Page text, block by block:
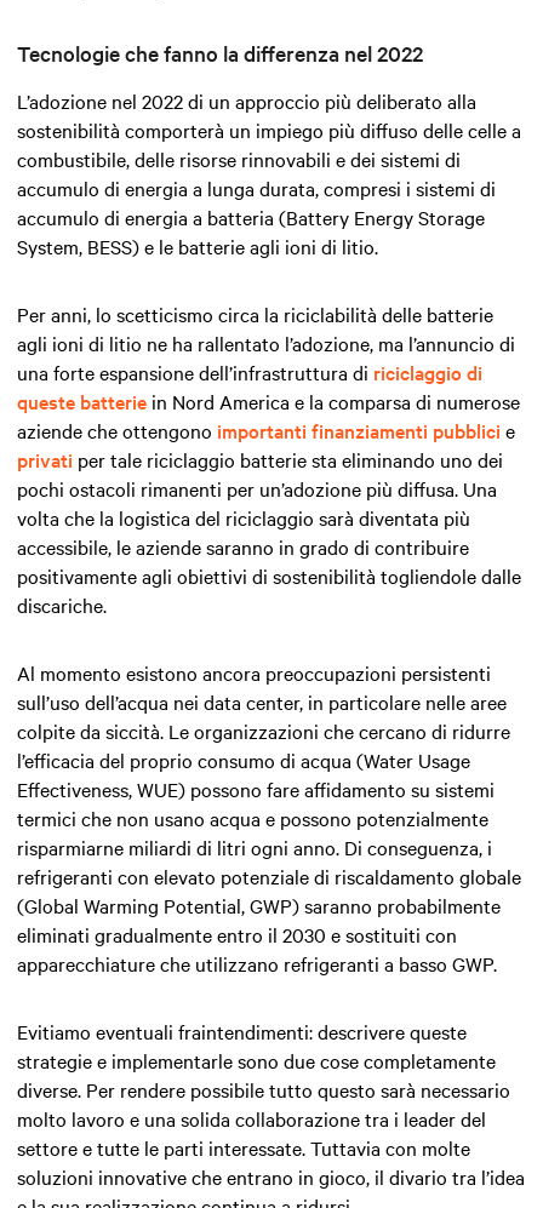
Tecnologie che fanno la differenza nel 2022
L’adozione nel 2022 di un approccio più deliberato alla
sostenibilità comporterà un impiego più diffuso delle celle a
combustibile, delle risorse rinnovabili e dei sistemi di
accumulo di energia a lunga durata, compresi i sistemi di
accumulo di energia a batteria (Battery Energy Storage
System, BESS) e le batterie agli ioni di litio.
Per anni, lo scetticismo circa la riciclabilità delle batterie
agli ioni di litio ne ha rallentato l’adozione, ma l’annuncio di
una forte espansione dell’infrastruttura di riciclaggio di
queste batterie in Nord America e la comparsa di numerose
aziende che ottengono importanti finanziamenti pubblici e
privati per tale riciclaggio batterie sta eliminando uno dei
pochi ostacoli rimanenti per un’adozione più diffusa. Una
volta che la logistica del riciclaggio sarà diventata più
accessibile, le aziende saranno in grado di contribuire
positivamente agli obiettivi di sostenibilità togliendole dalle
discariche.
Al momento esistono ancora preoccupazioni persistenti
sull’uso dell’acqua nei data center, in particolare nelle aree
colpite da siccità. Le organizzazioni che cercano di ridurre
l’efficacia del proprio consumo di acqua (Water Usage
Effectiveness, WUE) possono fare affidamento su sistemi
termici che non usano acqua e possono potenzialmente
risparmiarne miliardi di litri ogni anno. Di conseguenza, i
refrigeranti con elevato potenziale di riscaldamento globale
(Global Warming Potential, GWP) saranno probabilmente
eliminati gradualmente entro il 2030 e sostituiti con
apparecchiature che utilizzano refrigeranti a basso GWP.
Evitiamo eventuali fraintendimenti: descrivere queste
strategie e implementarle sono due cose completamente
diverse. Per rendere possibile tutto questo sarà necessario
molto lavoro e una solida collaborazione tra i leader del
settore e tutte le parti interessate. Tuttavia con molte
soluzioni innovative che entrano in gioco, il divario tra l’idea